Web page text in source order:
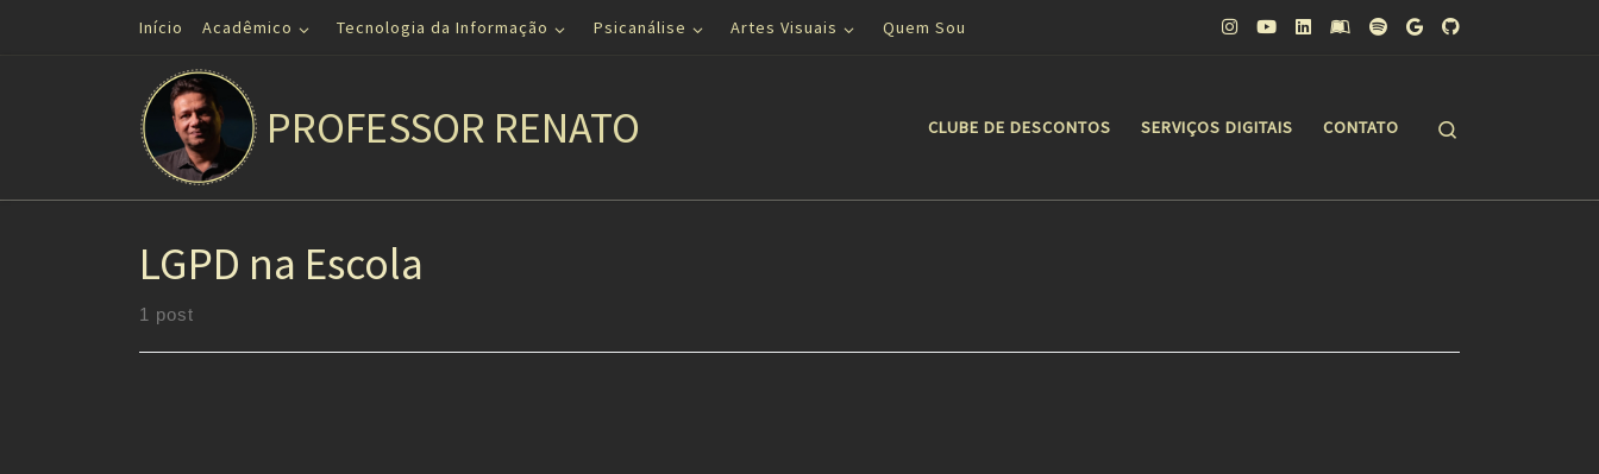
Skip to contentInício Acadêmico Tecnologia da Informação Psicanálise Artes Visuais Quem Sou
PROFESSOR RENATO CLUBE DE DESCONTOS SERVIÇOS DIGITAIS CONTATO
LGPD na Escola
1 post